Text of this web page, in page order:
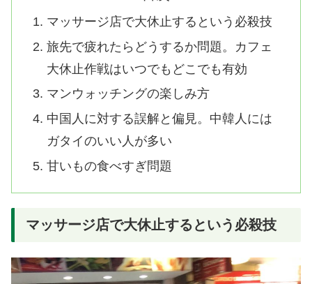
マッサージ店で大休止するという必殺技
旅先で疲れたらどうするか問題。カフェ
大休止作戦はいつでもどこでも有効
マンウォッチングの楽しみ方
中国人に対する誤解と偏見。中韓人には
ガタイのいい人が多い
甘いもの食べすぎ問題
マッサージ店で大休止するという必殺技